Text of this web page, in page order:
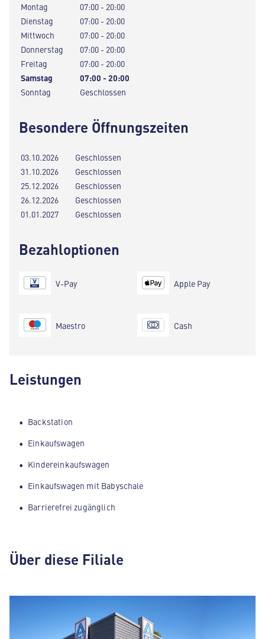
Montag
07:00 - 20:00
Dienstag
07:00 - 20:00
Mittwoch
07:00 - 20:00
Donnerstag
07:00 - 20:00
Freitag
07:00 - 20:00
Samstag
07:00 - 20:00
Sonntag
Geschlossen
Besondere Öffnungszeiten
03.10.2026
Geschlossen
31.10.2026
Geschlossen
25.12.2026
Geschlossen
26.12.2026
Geschlossen
01.01.2027
Geschlossen
Bezahloptionen
V-Pay
Maestro
Apple Pay
Cash
Leistungen
Backstation
Einkaufswagen
Kindereinkaufswagen
Einkaufswagen mit Babyschale
Barrierefrei zugänglich
Über diese Filiale